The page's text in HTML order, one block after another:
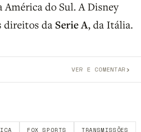
do Sul. A Disney
direitos da Serie A, da Itália.
VER E COMENTAR›
FOX SPORTS TRANSMISSÕES